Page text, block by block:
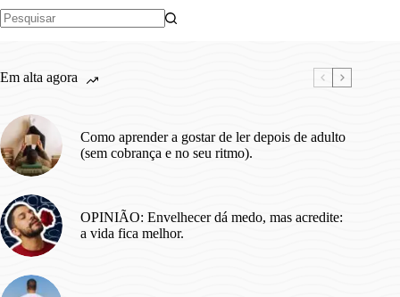
Em alta agora
Como aprender a gostar de ler depois de adulto
(sem cobrança e no seu ritmo).
OPINIÃO: Envelhecer dá medo, mas acredite:
a vida fica melhor.